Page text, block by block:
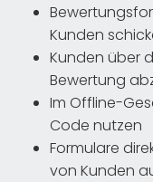
Kunden
Kunden über
Bewertung
Im Offline-
Code nutzen
Formulare
von Kunden